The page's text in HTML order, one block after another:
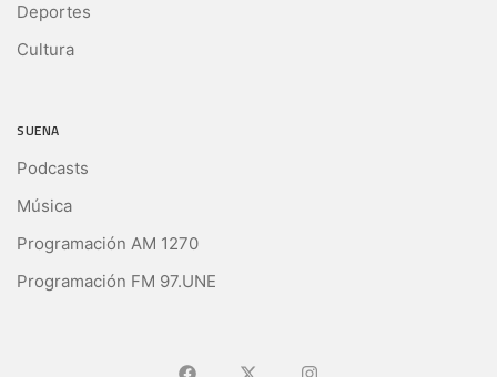
Deportes
Cultura
SUENA
Podcasts
Música
Programación AM 1270
Programación FM 97.UNE